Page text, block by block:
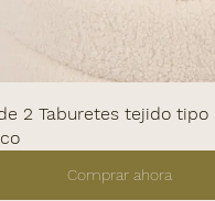
2 Taburetes tejido tipo
Comprar ahora